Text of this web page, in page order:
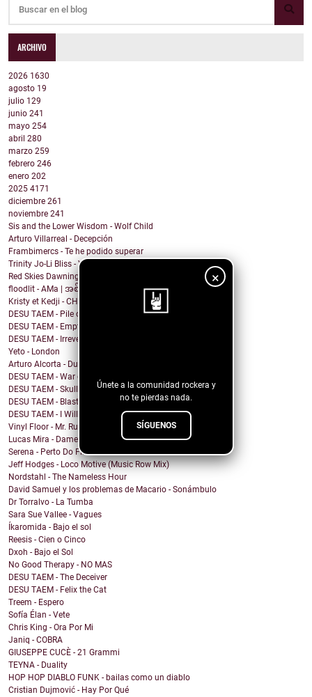
×
Únete a la comunidad rockera y
no te pierdas nada.
SÍGUENOS
ARCHIVO
2026 1630
agosto 19
julio 129
junio 241
mayo 254
abril 280
marzo 259
febrero 246
enero 202
2025 4171
diciembre 261
noviembre 241
Sis and the Lower Wisdom - Wolf Child
Arturo Villarreal - Decepción
Frambimercs - Te he podido superar
Trinity Jo-Li Bliss - You Make Me Wanna Dance
Red Skies Dawning - Obvious
floodlit - AMa | အစ်မ
Kristy et Kedji - CHOUYA CHOUYA
DESU TAEM - Pile of Shit on the Carpet
DESU TAEM - Empty. Hollowed Out
DESU TAEM - Irreverent Resident President
Yeto - London
Arturo Alcorta - Dualidad
DESU TAEM - War on Bullies
DESU TAEM - Skull and Crossbones
DESU TAEM - Blasted into Rebirth
DESU TAEM - I Will Not Be Assimilated
Vinyl Floor - Mr. Rubinstein - Single Edit
Lucas Mira - Dame alguna señal
Serena - Perto Do Fim
Jeff Hodges - Loco Motive (Music Row Mix)
Nordstahl - The Nameless Hour
David Samuel y los problemas de Macario - Sonámbulo
Dr Torralvo - La Tumba
Sara Sue Vallee - Vagues
Íkaromida - Bajo el sol
Reesis - Cien o Cinco
Dxoh - Bajo el Sol
No Good Therapy - NO MAS
DESU TAEM - The Deceiver
DESU TAEM - Felix the Cat
Treem - Espero
Sofía Élan - Vete
Chris King - Ora Por Mi
Janiq - COBRA
GIUSEPPE CUCÈ - 21 Grammi
TEYNA - Duality
HOP HOP DIABLO FUNK - bailas como un diablo
Cristian Dujmović - Hay Por Qué